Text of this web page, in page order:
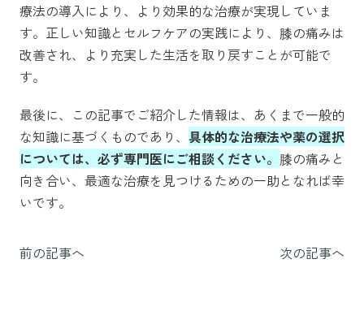
療法の導入により、より効果的な治療が実現していま
す。正しい知識とセルフケアの実践により、膝の痛みは
改善され、より充実した生活を取り戻すことが可能で
す。
最後に、この記事でご紹介した情報は、あくまで一般的
な知識に基づくものであり、 具体的な治療法や薬の選択
については、必ず専門医にご相談ください。 膝の痛みと
向き合い、最適な治療を見つけるための一助となれば幸
いです。
前の記事へ 次の記事へ